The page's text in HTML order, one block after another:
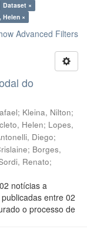
Dataset ×
Helen ×
Advanced Filters
do
; Kleina, Nilton;
Helen; Lopes,
Diego;
; Borges,
Renato;
notícias a
entre 02
o processo de